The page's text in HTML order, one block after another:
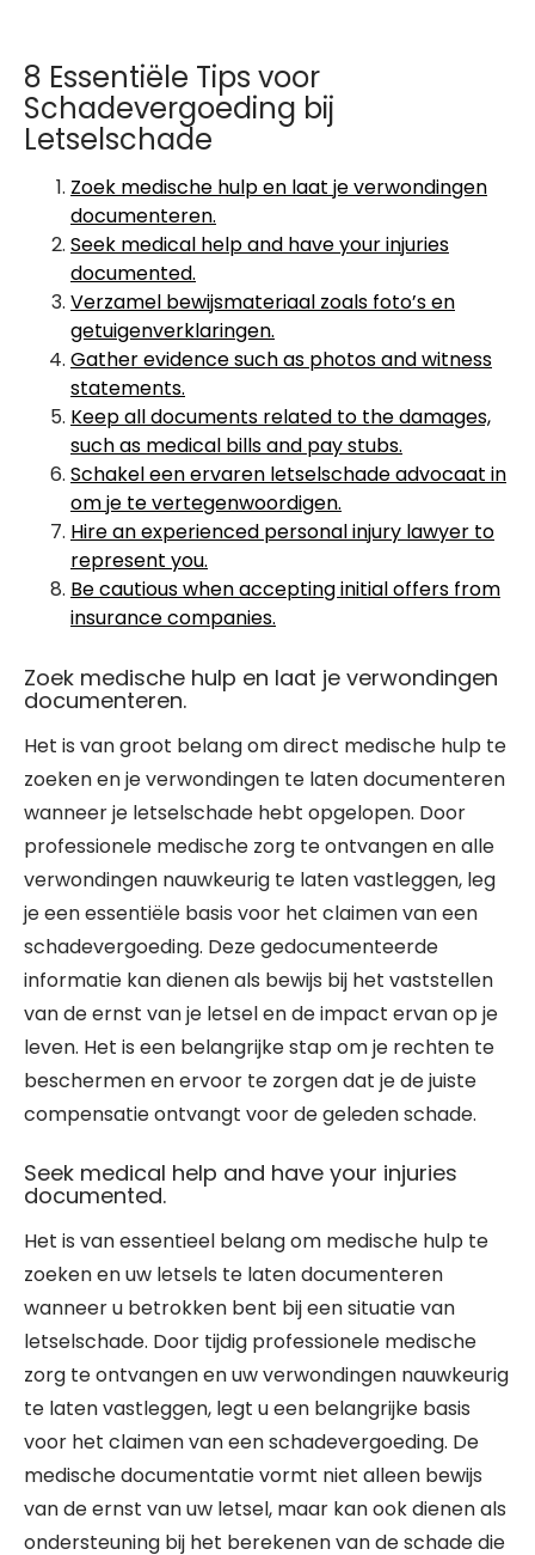
8 Essentiële Tips voor
Schadevergoeding bij
Letselschade
Zoek medische hulp en laat je verwondingen
documenteren.
Seek medical help and have your injuries
documented.
Verzamel bewijsmateriaal zoals foto’s en
getuigenverklaringen.
Gather evidence such as photos and witness
statements.
Keep all documents related to the damages,
such as medical bills and pay stubs.
Schakel een ervaren letselschade advocaat in
om je te vertegenwoordigen.
Hire an experienced personal injury lawyer to
represent you.
Be cautious when accepting initial offers from
insurance companies.
Zoek medische hulp en laat je verwondingen
documenteren.
Het is van groot belang om direct medische hulp te
zoeken en je verwondingen te laten documenteren
wanneer je letselschade hebt opgelopen. Door
professionele medische zorg te ontvangen en alle
verwondingen nauwkeurig te laten vastleggen, leg
je een essentiële basis voor het claimen van een
schadevergoeding. Deze gedocumenteerde
informatie kan dienen als bewijs bij het vaststellen
van de ernst van je letsel en de impact ervan op je
leven. Het is een belangrijke stap om je rechten te
beschermen en ervoor te zorgen dat je de juiste
compensatie ontvangt voor de geleden schade.
Seek medical help and have your injuries
documented.
Het is van essentieel belang om medische hulp te
zoeken en uw letsels te laten documenteren
wanneer u betrokken bent bij een situatie van
letselschade. Door tijdig professionele medische
zorg te ontvangen en uw verwondingen nauwkeurig
te laten vastleggen, legt u een belangrijke basis
voor het claimen van een schadevergoeding. De
medische documentatie vormt niet alleen bewijs
van de ernst van uw letsel, maar kan ook dienen als
ondersteuning bij het berekenen van de schade die